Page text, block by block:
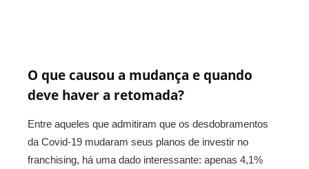
O que causou a mudança e quando
deve haver a retomada?
Entre aqueles que admitiram que os desdobramentos
da Covid-19 mudaram seus planos de investir no
franchising, há uma dado interessante: apenas 4,1%